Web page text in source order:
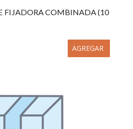
FIJADORA COMBINADA (10
AGREGAR